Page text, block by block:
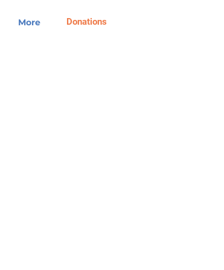
Log In
More Donations